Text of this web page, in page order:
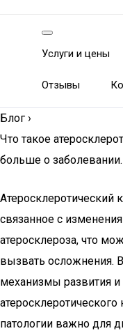
Услуги и цены
Отзывы
Блог ›
Что такое
больше о заболевании.
Атеросклеротический
связанное с
атеросклероза, что
вызвать осложнения.
механизмы развития
патологии важно для